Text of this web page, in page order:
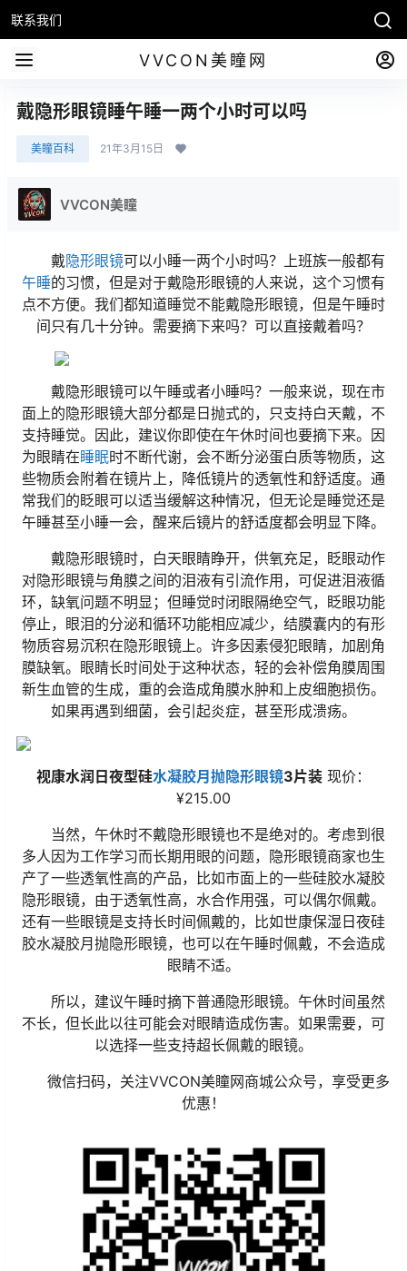
联系我们
VVCON美瞳网
戴隐形眼镜睡午睡一两个小时可以吗
美瞳百科 21年3月15日
VVCON美瞳
戴隐形眼镜可以小睡一两个小时吗？上班族一般都有
午睡的习惯，但是对于戴隐形眼镜的人来说，这个习惯有
点不方便。我们都知道睡觉不能戴隐形眼镜，但是午睡时
间只有几十分钟。需要摘下来吗？可以直接戴着吗？
戴隐形眼镜可以午睡或者小睡吗？一般来说，现在市
面上的隐形眼镜大部分都是日抛式的，只支持白天戴，不
支持睡觉。因此，建议你即使在午休时间也要摘下来。因
为眼睛在睡眠时不断代谢，会不断分泌蛋白质等物质，这
些物质会附着在镜片上，降低镜片的透氧性和舒适度。通
常我们的眨眼可以适当缓解这种情况，但无论是睡觉还是
午睡甚至小睡一会，醒来后镜片的舒适度都会明显下降。
戴隐形眼镜时，白天眼睛睁开，供氧充足，眨眼动作
对隐形眼镜与角膜之间的泪液有引流作用，可促进泪液循
环，缺氧问题不明显；但睡觉时闭眼隔绝空气，眨眼功能
停止，眼泪的分泌和循环功能相应减少，结膜囊内的有形
物质容易沉积在隐形眼镜上。许多因素侵犯眼睛，加剧角
膜缺氧。眼睛长时间处于这种状态，轻的会补偿角膜周围
新生血管的生成，重的会造成角膜水肿和上皮细胞损伤。
如果再遇到细菌，会引起炎症，甚至形成溃疡。
视康水润日夜型硅水凝胶月抛隐形眼镜3片装 现价：
¥215.00
当然，午休时不戴隐形眼镜也不是绝对的。考虑到很
多人因为工作学习而长期用眼的问题，隐形眼镜商家也生
产了一些透氧性高的产品，比如市面上的一些硅胶水凝胶
隐形眼镜，由于透氧性高，水合作用强，可以偶尔佩戴。
还有一些眼镜是支持长时间佩戴的，比如世康保湿日夜硅
胶水凝胶月抛隐形眼镜，也可以在午睡时佩戴，不会造成
眼睛不适。
所以，建议午睡时摘下普通隐形眼镜。午休时间虽然
不长，但长此以往可能会对眼睛造成伤害。如果需要，可
以选择一些支持超长佩戴的眼镜。
微信扫码，关注VVCON美瞳网商城公众号，享受更多
优惠！